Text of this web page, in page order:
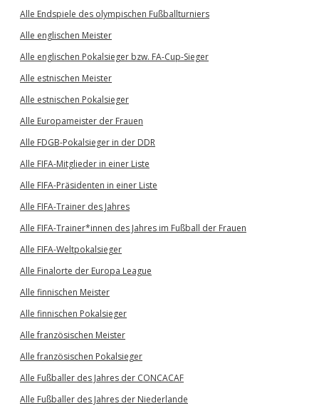
Alle Endspiele des olympischen Fußballturniers
Alle englischen Meister
Alle englischen Pokalsieger bzw. FA-Cup-Sieger
Alle estnischen Meister
Alle estnischen Pokalsieger
Alle Europameister der Frauen
Alle FDGB-Pokalsieger in der DDR
Alle FIFA-Mitglieder in einer Liste
Alle FIFA-Präsidenten in einer Liste
Alle FIFA-Trainer des Jahres
Alle FIFA-Trainer*innen des Jahres im Fußball der Frauen
Alle FIFA-Weltpokalsieger
Alle Finalorte der Europa League
Alle finnischen Meister
Alle finnischen Pokalsieger
Alle französischen Meister
Alle französischen Pokalsieger
Alle Fußballer des Jahres der CONCACAF
Alle Fußballer des Jahres der Niederlande